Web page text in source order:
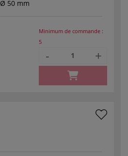
Ø 50 mm
Minimum de commande :
5
- +